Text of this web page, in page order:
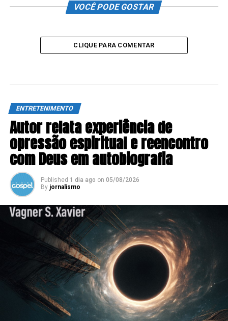
VOCÊ PODE GOSTAR
CLIQUE PARA COMENTAR
ENTRETENIMENTO
Autor relata experiência de
opressão espiritual e reencontro
com Deus em autobiografia
Published 1 dia ago on 05/08/2026
By jornalismo